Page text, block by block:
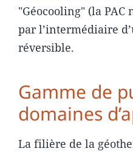
"Géocooling" (la
par l’intermédiaire
réversible.
Gamme de
domaines
La filière de la